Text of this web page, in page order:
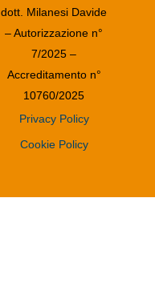
dott. Milanesi Davide
– Autorizzazione n°
7/2025 –
Accreditamento n°
10760/2025
Privacy Policy
Cookie Policy